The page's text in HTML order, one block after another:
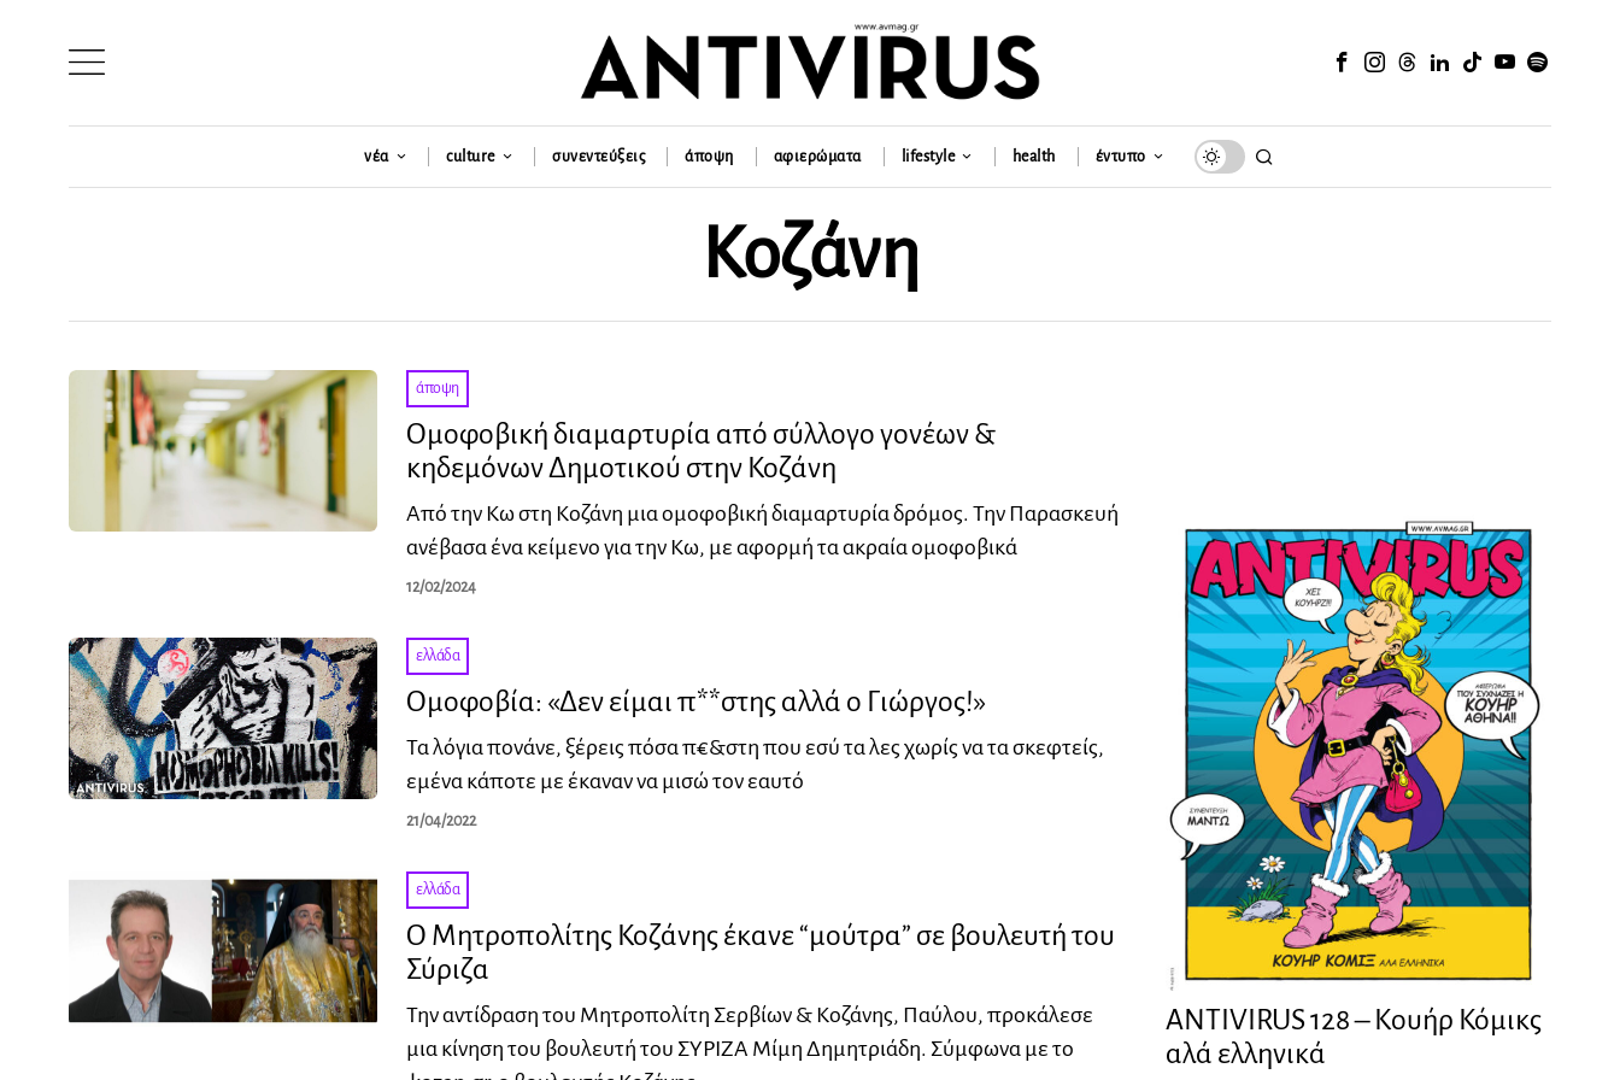
νέα culture συνεντεύξεις άποψη αφιερώματα lifestyle health έντυπο
Κοζάνη
άποψη
Ομοφοβική διαμαρτυρία από σύλλογο γονέων &
κηδεμόνων Δημοτικού στην Κοζάνη
Από την Κω στη Κοζάνη μια ομοφοβική διαμαρτυρία δρόμος. Την Παρασκευή
ανέβασα ένα κείμενο για την Κω, με αφορμή τα ακραία ομοφοβικά
12/02/2024
ελλάδα
Ομοφοβία: «Δεν είμαι π**στης αλλά ο Γιώργος!»
Τα λόγια πονάνε, ξέρεις πόσα π€&στη που εσύ τα λες χωρίς να τα σκεφτείς,
εμένα κάποτε με έκαναν να μισώ τον εαυτό
21/04/2022
ελλάδα
Ο Μητροπολίτης Κοζάνης έκανε “μούτρα” σε βουλευτή του
Σύριζα
Την αντίδραση του Μητροπολίτη Σερβίων & Κοζάνης, Παύλου, προκάλεσε
μια κίνηση του βουλευτή του ΣΥΡΙΖΑ Μίμη Δημητριάδη. Σύμφωνα με το
ANTIVIRUS 128 – Kουήρ Κόμικς
αλά ελληνικά